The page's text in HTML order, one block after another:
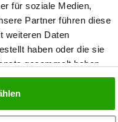
für soziale Medien,
Partner führen diese
weiteren Daten
haben oder die sie
gesammelt haben.
Produkt: Einfach PZN
in Sekunden die
setzt die
Seminar
selbstständige
an PTA-
als Moderatorin für